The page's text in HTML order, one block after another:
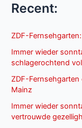
Recent:
ZDF-
Immer wieder
schlagerochtend
ZDF-
Mainz
Immer wieder
vertrouwde